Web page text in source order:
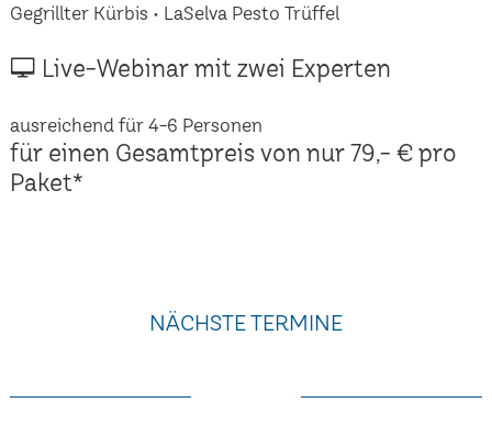
Gegrillter Kürbis • LaSelva Pesto Trüffel
🖵 Live-Webinar mit zwei Experten
ausreichend für 4-6 Personen
für einen Gesamtpreis von nur 79,- € pro
Paket*
NÄCHSTE TERMINE